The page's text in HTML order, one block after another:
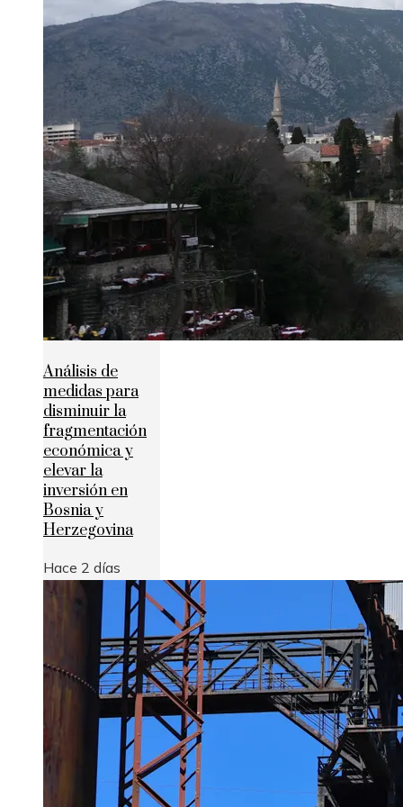
Análisis de
medidas para
disminuir la
fragmentación
económica y
elevar la
inversión en
Bosnia y
Herzegovina
Hace 2 días